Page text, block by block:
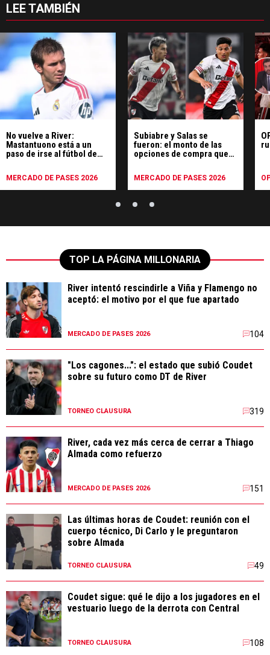
LEE TAMBIÉN
No vuelve a River:
Mastantuono está a un
paso de irse al fútbol de
MERCADO DE PASES 2026
Subiabre y Salas se
fueron: el monto de las
opciones de compra que
MERCADO DE PASES 2026
TOP LA PÁGINA MILLONARIA
River intentó rescindirle a Viña y Flamengo no
aceptó: el motivo por el que fue apartado
MERCADO DE PASES 2026 104
"Los cagones...": el estado que subió Coudet
sobre su futuro como DT de River
TORNEO CLAUSURA 319
River, cada vez más cerca de cerrar a Thiago
Almada como refuerzo
MERCADO DE PASES 2026 151
Las últimas horas de Coudet: reunión con el
cuerpo técnico, Di Carlo y le preguntaron
sobre Almada
TORNEO CLAUSURA 49
Coudet sigue: qué le dijo a los jugadores en el
vestuario luego de la derrota con Central
TORNEO CLAUSURA 108